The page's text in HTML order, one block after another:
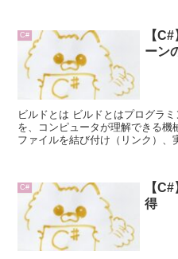
C#
【
ーン
ビルドとは ビルドとはプログラミング言語で書かれたソースコード
を、コンピュータが理解できる機
ファイルを結び付け（リンク）、
C#
【
得